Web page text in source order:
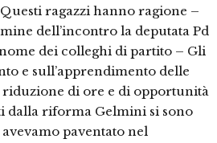
ragazzi hanno ragione –
dell’incontro la deputata Pd
dei colleghi di partito – Gli
e sull’apprendimento delle
di ore e di opportunità
dalla riforma Gelmini si sono
paventato nel